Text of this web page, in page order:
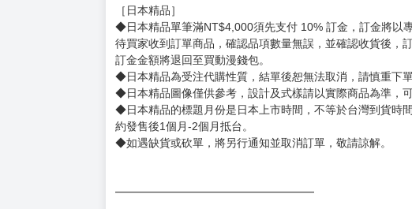
［日本精品］
◆日本精品單筆滿NT$4,000須先支付 10% 訂金，訂金將以
待買家收到訂單商品，確認品項數量無誤，並確認收貨後，
訂金金額將退回至買動漫錢包。
◆日本精品為受注代購性質，結單後恕無法取消，請慎重下單
◆日本精品圖像僅供參考，設計及式樣請以實際商品為準，可
◆日本精品的標題月份是日本上市時間，不等於台灣到貨時
約發售後1個月-2個月抵台。
◆如遇缺貨或砍單，將另行通知並取消訂單，敬請諒解。
━━━━━━━━━━━━━━━━━━